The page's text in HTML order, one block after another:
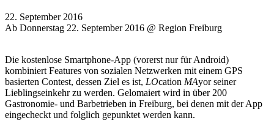
22. September 2016
Ab Donnerstag 22. September 2016 @ Region Freiburg
Die kostenlose Smartphone-App (vorerst nur für Android)
kombiniert Features von sozialen Netzwerken mit einem GPS
basierten Contest, dessen Ziel es ist, LOcation MAyor seiner
Lieblingseinkehr zu werden. Gelomaiert wird in über 200
Gastronomie- und Barbetrieben in Freiburg, bei denen mit der App
eingecheckt und folglich gepunktet werden kann.